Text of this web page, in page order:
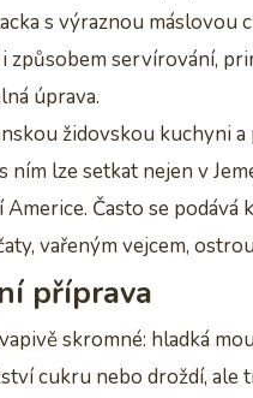
s výraznou
servírování,
úprava.
židovskou kuchyni
ním lze setkat nejen v
Často se
vařeným vejcem,
příprava
skromné: hladká
cukru nebo droždí, ale